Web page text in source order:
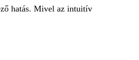
hatás. Mivel az intuitív